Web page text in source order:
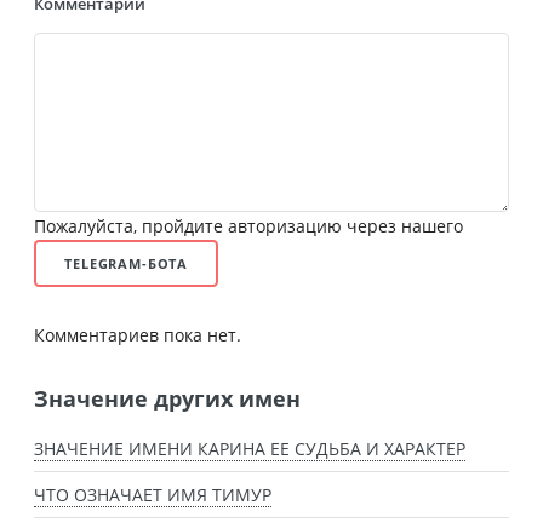
Комментарий
Пожалуйста, пройдите авторизацию через нашего
TELEGRAM-БОТА
Комментариев пока нет.
Значение других имен
ЗНАЧЕНИЕ ИМЕНИ КАРИНА ЕЕ СУДЬБА И ХАРАКТЕР
ЧТО ОЗНАЧАЕТ ИМЯ ТИМУР